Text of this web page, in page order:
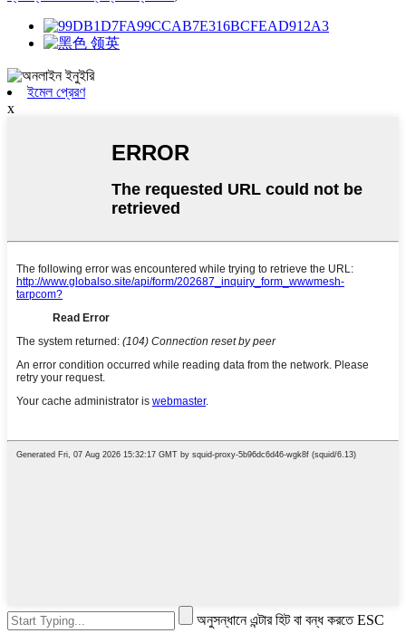
ইমেল প্রেরণ
x
অনুসন্ধানে এন্টার হিট বা বন্ধ করতে ESC